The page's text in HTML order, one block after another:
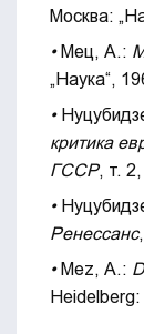
Москва:
•Мец, А.:
„Наука“,
•
критика
ГССР, т.
•
Ренессанс
•Mez, A.: